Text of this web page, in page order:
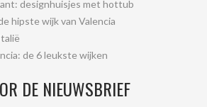
designhuisjes met hottub
hipste wijk van Valencia
de 6 leukste wijken
DE NIEUWSBRIEF